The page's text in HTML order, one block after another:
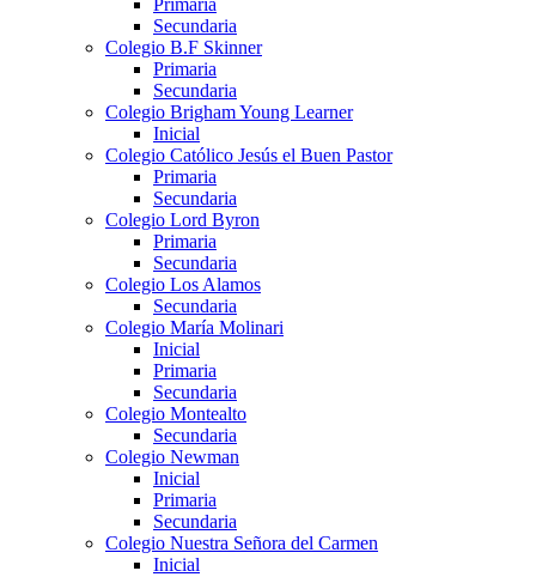
Primaria
Secundaria
Colegio B.F Skinner
Primaria
Secundaria
Colegio Brigham Young Learner
Inicial
Colegio Católico Jesús el Buen Pastor
Primaria
Secundaria
Colegio Lord Byron
Primaria
Secundaria
Colegio Los Alamos
Secundaria
Colegio María Molinari
Inicial
Primaria
Secundaria
Colegio Montealto
Secundaria
Colegio Newman
Inicial
Primaria
Secundaria
Colegio Nuestra Señora del Carmen
Inicial